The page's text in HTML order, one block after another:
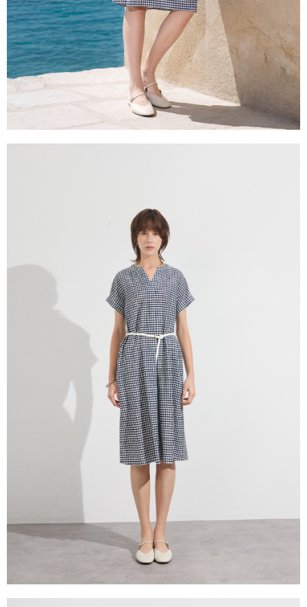
恩沛科技股份有限公司將有權停止該用戶之使用額度並採取法律行動。